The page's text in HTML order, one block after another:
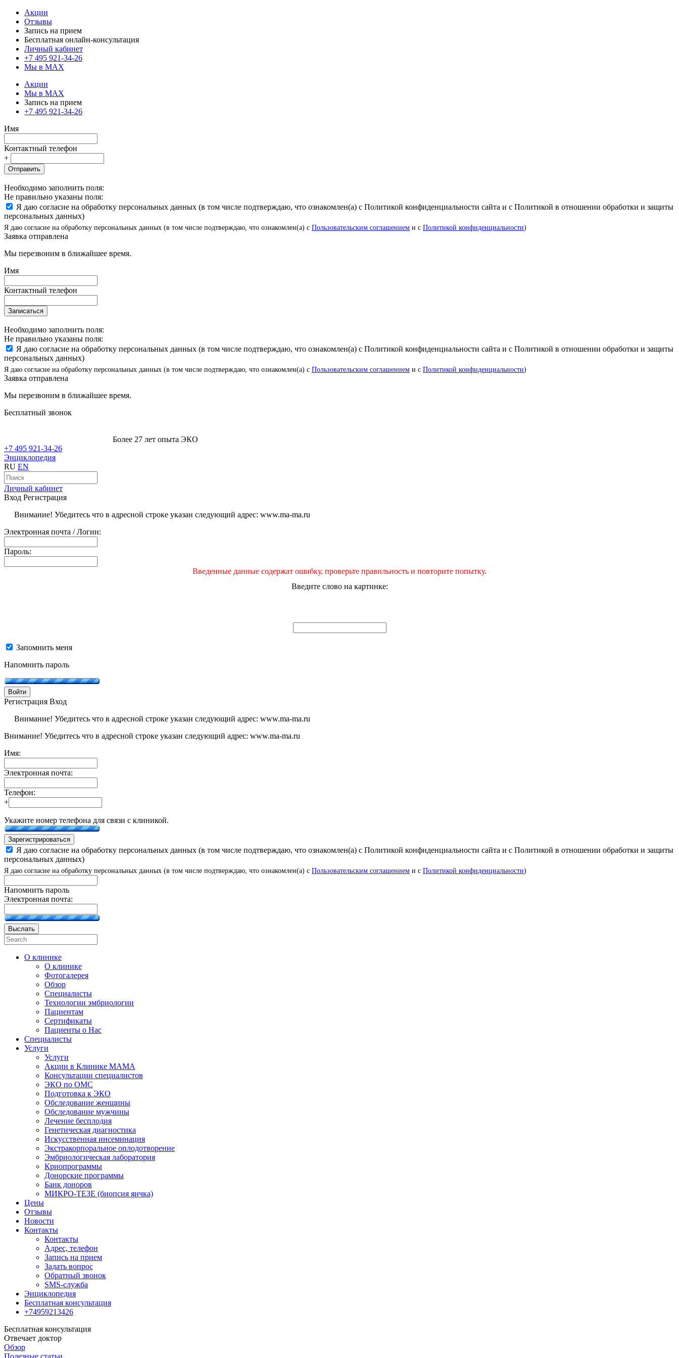
Акции
Отзывы
Запись на прием
Бесплатная онлайн-консультация
Личный кабинет
+7 495 921-34-26
Мы в MAX
Акции
Мы в MAX
Запись на прием
+7 495 921-34-26
Имя
Контактный телефон
+
Отправить
Необходимо заполнить поля:
Не правильно указаны поля:
Я даю согласие на обработку персональных данных (в том числе подтверждаю, что ознакомлен(а) с Политикой конфиденциальности сайта и с Политикой в отношении обработки и защиты
персональных данных)
Я даю согласие на обработку персональных данных (в том числе подтверждаю, что ознакомлен(а) с Пользовательским соглашением и с Политикой конфиденциальности)
Заявка отправлена
Мы перезвоним в ближайшее время.
Имя
Контактный телефон
Записаться
Необходимо заполнить поля:
Не правильно указаны поля:
Я даю согласие на обработку персональных данных (в том числе подтверждаю, что ознакомлен(а) с Политикой конфиденциальности сайта и с Политикой в отношении обработки и защиты
персональных данных)
Я даю согласие на обработку персональных данных (в том числе подтверждаю, что ознакомлен(а) с Пользовательским соглашением и с Политикой конфиденциальности)
Заявка отправлена
Мы перезвоним в ближайшее время.
Бесплатный звонок
Более 27 лет опыта ЭКО
+7 495 921-34-26
Энциклопедия
RU EN
Личный кабинет
Вход Регистрация
Внимание! Убедитесь что в адресной строке указан следующий адрес: www.ma-ma.ru
Электронная почта / Логин:
Пароль:
Введенные данные содержат ошибку, проверьте правильность и повторите попытку.
Введите слово на картинке:
Запомнить меня
Напомнить пароль
Войти
Регистрация Вход
Внимание! Убедитесь что в адресной строке указан следующий адрес: www.ma-ma.ru
Внимание! Убедитесь что в адресной строке указан следующий адрес: www.ma-ma.ru
Имя:
Электронная почта:
Телефон:
+
Укажите номер телефона для связи с клиникой.
Зарегистрироваться
Я даю согласие на обработку персональных данных (в том числе подтверждаю, что ознакомлен(а) с Политикой конфиденциальности сайта и с Политикой в отношении обработки и защиты
персональных данных)
Я даю согласие на обработку персональных данных (в том числе подтверждаю, что ознакомлен(а) с Пользовательским соглашением и с Политикой конфиденциальности)
Напомнить пароль
Электронная почта:
Выслать
О клинике
О клинике
Фотогалерея
Обзор
Специалисты
Технологии эмбриологии
Пациентам
Сертификаты
Пациенты о Нас
Специалисты
Услуги
Услуги
Акции в Клинике МАМА
Консультации специалистов
ЭКО по ОМС
Подготовка к ЭКО
Обследование женщины
Обследование мужчины
Лечение бесплодия
Генетическая диагностика
Искусственная инсеминация
Экстракорпоральное оплодотворение
Эмбриологическая лаборатория
Криопрограммы
Донорские программы
Банк доноров
МИКРО-ТЕЗЕ (биопсия яичка)
Цены
Отзывы
Новости
Контакты
Контакты
Адрес, телефон
Запись на прием
Задать вопрос
Обратный звонок
SMS-служба
Энциклопедия
Бесплатная консультация
+74959213426
Бесплатная консультация
Отвечает доктор
Обзор
Полезные статьи